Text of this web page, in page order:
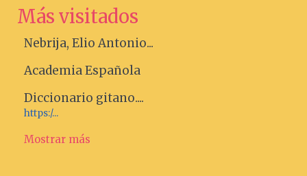
Más visitados
Nebrija, Elio Antonio...
Academia Española
Diccionario gitano....
https:/...
Mostrar más